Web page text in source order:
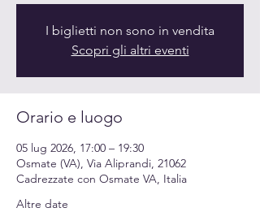
I biglietti non sono in vendita
Scopri gli altri eventi
Orario e luogo
05 lug 2026, 17:00 – 19:30
Osmate (VA), Via Aliprandi, 21062
Cadrezzate con Osmate VA, Italia
Altre date